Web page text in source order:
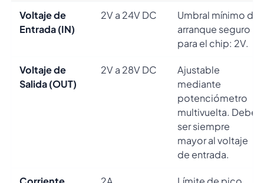
Voltaje de
Entrada (IN)
2V a 24V DC
Umbral mínimo de
arranque seguro
para el chip: 2V.
Voltaje de
Salida (OUT)
2V a 28V DC
Ajustable
mediante
potenciómetro
multivuelta. Debe
ser siempre
mayor al voltaje
de entrada.